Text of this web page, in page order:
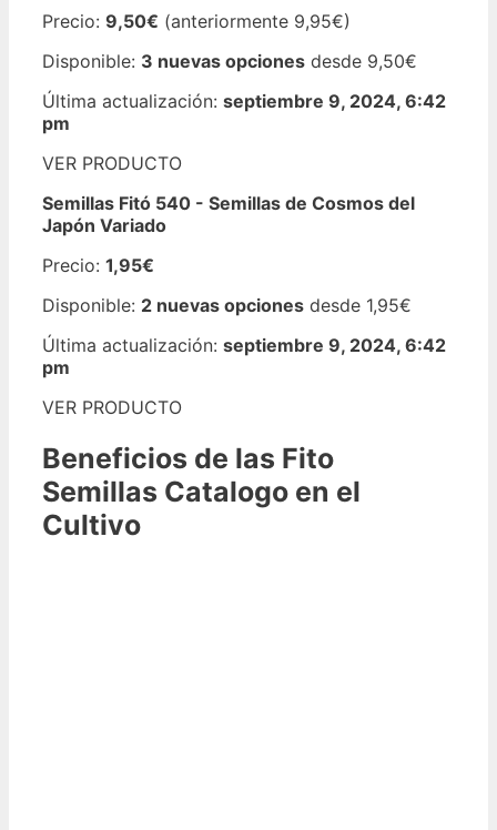
Precio: 9,50€ (anteriormente 9,95€)
Disponible: 3 nuevas opciones desde 9,50€
Última actualización: septiembre 9, 2024, 6:42
pm
VER PRODUCTO
Semillas Fitó 540 - Semillas de Cosmos del
Japón Variado
Precio: 1,95€
Disponible: 2 nuevas opciones desde 1,95€
Última actualización: septiembre 9, 2024, 6:42
pm
VER PRODUCTO
Beneficios de las Fito
Semillas Catalogo en el
Cultivo